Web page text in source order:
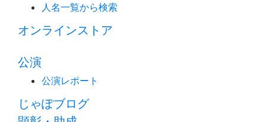
人名一覧から検索
オンラインストア
公演
公演レポート
じゃぽブログ